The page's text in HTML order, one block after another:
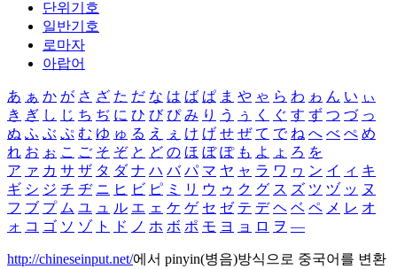
단위기호
일반기호
로마자
아랍어
あ ぁ か が さ ざ た だ な は ば ぱ ま や ゃ ら わ ゎ ん い ぃ
き ぎ し じ ち ぢ に ひ び ぴ み り う ぅ く ぐ す ず つ づ っ
ぬ ふ ぶ ぷ む ゆ ゅ る え ぇ け げ せ ぜ て で ね へ べ ぺ め
れ お ぉ こ ご そ ぞ と ど の ほ ぼ ぽ も よ ょ ろ を
ア ァ カ サ ザ タ ダ ナ ハ バ パ マ ヤ ャ ラ ワ ヮ ン イ ィ キ
ギ シ ジ チ ヂ ニ ヒ ビ ピ ミ リ ウ ゥ ク グ ス ズ ツ ヅ ッ ヌ
フ ブ プ ム ユ ュ ル エ ェ ケ ゲ セ ゼ テ デ ヘ ベ ペ メ レ オ
ォ コ ゴ ソ ゾ ト ド ノ ホ ボ ポ モ ヨ ョ ロ ヲ ―
http://chineseinput.net/에서 pinyin(병음)방식으로 중국어를 변환